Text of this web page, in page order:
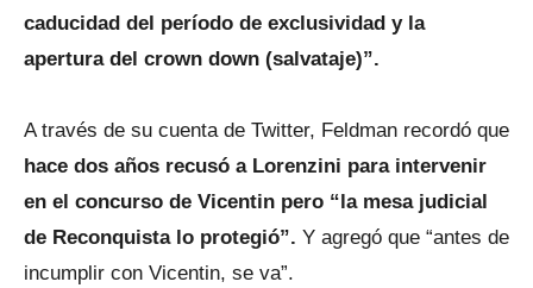
caducidad del período de exclusividad y la
apertura del crown down (salvataje)”.
A través de su cuenta de Twitter, Feldman recordó que
hace dos años recusó a Lorenzini para intervenir
en el concurso de Vicentin pero “la mesa judicial
de Reconquista lo protegió”. Y agregó que “antes de
incumplir con Vicentin, se va”.